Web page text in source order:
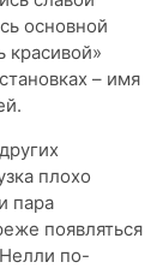
основной
красивой»
– имя
плохо
пара
появляться
по-